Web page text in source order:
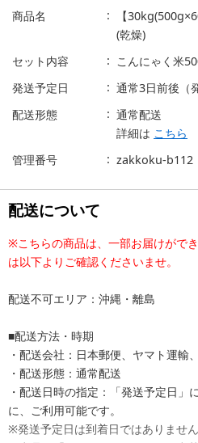
商品名
【
(乾燥)
セット内容
こんにゃく米
発送予定日
通常3日前後（
配送形態
通常配送
詳細は こちら
管理番号
zakkoku-b112
配送について
※こちらの商品は、一部お届けがで
は以下よりご確認くださいませ。
配送不可エリア：沖縄・離島
■配送方法・時期
・配送会社：日本郵便、ヤマト運輸
・配送形態：通常配送
・配送日時の指定：「発送予定日」
に、ご利用可能です。
※発送予定日は到着日ではありません